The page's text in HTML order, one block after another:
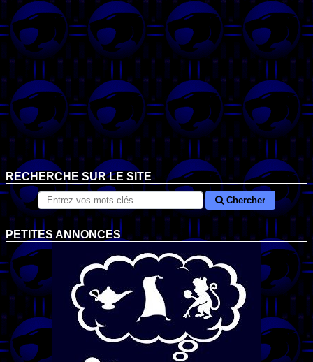
RECHERCHE SUR LE SITE
Chercher
PETITES ANNONCES